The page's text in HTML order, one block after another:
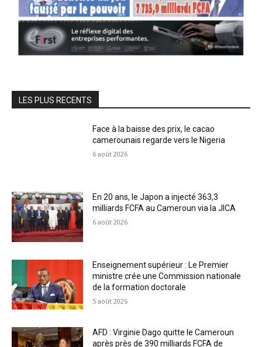
LES PLUS RECENTS
Face à la baisse des prix, le cacao
camerounais regarde vers le Nigeria
6 août 2026
En 20 ans, le Japon a injecté 363,3
milliards FCFA au Cameroun via la JICA
6 août 2026
Enseignement supérieur : Le Premier
ministre crée une Commission nationale
de la formation doctorale
5 août 2026
AFD : Virginie Dago quitte le Cameroun
après près de 390 milliards FCFA de